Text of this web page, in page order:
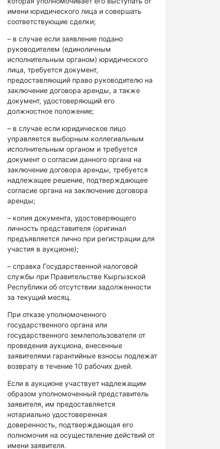
имени юридического лица и совершать
соответствующие сделки;
– в случае если заявление подано
руководителем (единоличным
исполнительным органом) юридического
лица, требуется документ,
предоставляющий право руководителю на
заключение договора аренды, а также
документ, удостоверяющий его
должностное положение;
– в случае если юридическое лицо
управляется выборным коллегиальным
исполнительным органом и требуется
документ о согласии данного органа на
заключение договора аренды, требуется
надлежащее решение, подтверждающее
согласие органа на заключение договора
аренды;
– копия документа, удостоверяющего
личность представителя (оригинал
предъявляется лично при регистрации для
участия в аукционе);
– справка Государственной налоговой
службы при Правительстве Кыргызской
Республики об отсутствии задолженности
за текущий месяц.
При отказе уполномоченного
государственного органа или
государственного землепользователя от
проведения аукциона, внесенные
заявителями гарантийные взносы подлежат
возврату в течение 10 рабочих дней.
Если в аукционе участвует надлежащим
образом уполномоченный представитель
заявителя, им предоставляется
нотариально удостоверенная
доверенность, подтверждающая его
полномочия на осуществление действий от
имени заявителя.